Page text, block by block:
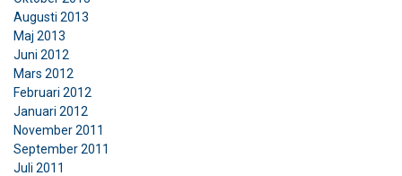
Augusti 2013
Maj 2013
Juni 2012
Mars 2012
Februari 2012
Januari 2012
November 2011
September 2011
Juli 2011